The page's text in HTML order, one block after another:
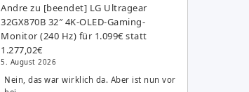
Andre zu [beendet] LG Ultragear
32GX870B 32″ 4K-OLED-Gaming-
Monitor (240 Hz) für 1.099€ statt
1.277,02€
5. August 2026
Nein, das war wirklich da. Aber ist nun vor